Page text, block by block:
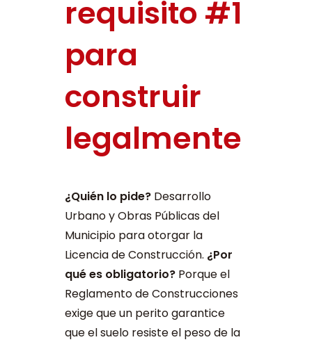
requisito #1
para
construir
legalmente
¿Quién lo pide?Desarrollo
Urbano y Obras Públicas del
Municipio para otorgar la
Licencia de Construcción. ¿Por
qué es obligatorio?Porque el
Reglamento de Construcciones
exige que un perito garantice
que el suelo resiste el peso de la